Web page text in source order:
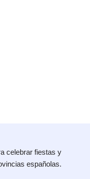
celebrar fiestas y
españolas.